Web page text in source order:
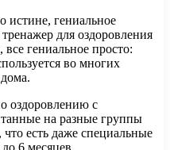
гениальное
для оздоровления
гениальное просто:
во многих
оздоровлению с
на разные группы
что есть даже специальные
6 месяцев.